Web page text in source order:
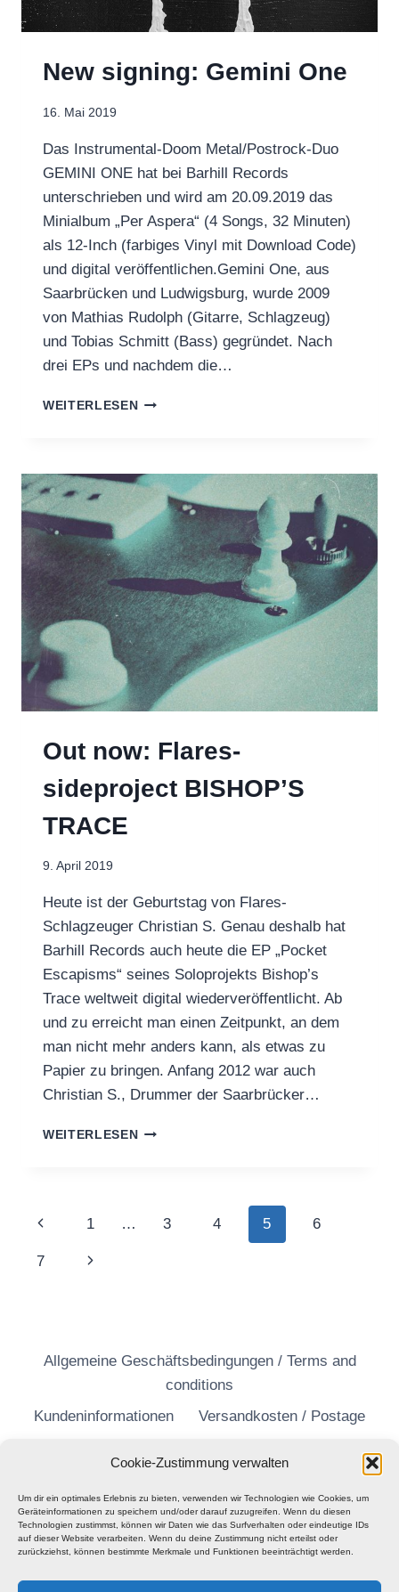
Cookie-Zustimmung verwalten
Um dir ein optimales Erlebnis zu bieten, verwenden wir Technologien wie Cookies, um
Geräteinformationen zu speichern und/oder darauf zuzugreifen. Wenn du diesen
Technologien zustimmst, können wir Daten wie das Surfverhalten oder eindeutige IDs
auf dieser Website verarbeiten. Wenn du deine Zustimmung nicht erteilst oder
zurückziehst, können bestimmte Merkmale und Funktionen beeinträchtigt werden.
New signing: Gemini One
16. Mai 2019
Das Instrumental-Doom Metal/Postrock-Duo
GEMINI ONE hat bei Barhill Records
unterschrieben und wird am 20.09.2019 das
Minialbum „Per Aspera“ (4 Songs, 32 Minuten)
als 12-Inch (farbiges Vinyl mit Download Code)
und digital veröffentlichen.Gemini One, aus
Saarbrücken und Ludwigsburg, wurde 2009
von Mathias Rudolph (Gitarre, Schlagzeug)
und Tobias Schmitt (Bass) gegründet. Nach
drei EPs und nachdem die…
WEITERLESENNEW
Out now: Flares-
sideproject BISHOP’S
TRACE
9. April 2019
Heute ist der Geburtstag von Flares-
Schlagzeuger Christian S. Genau deshalb hat
Barhill Records auch heute die EP „Pocket
Escapisms“ seines Soloprojekts Bishop’s
Trace weltweit digital wiederveröffentlicht. Ab
und zu erreicht man einen Zeitpunkt, an dem
man nicht mehr anders kann, als etwas zu
Papier zu bringen. Anfang 2012 war auch
Christian S., Drummer der Saarbrücker…
WEITERLESENOUT
TRACE
Seitennavigation
Vorherige
Seite
1 … 3 4 5 6
7
Nächste
Allgemeine Geschäftsbedingungen / Terms and
conditions
Kundeninformationen
Versandkosten / Postage